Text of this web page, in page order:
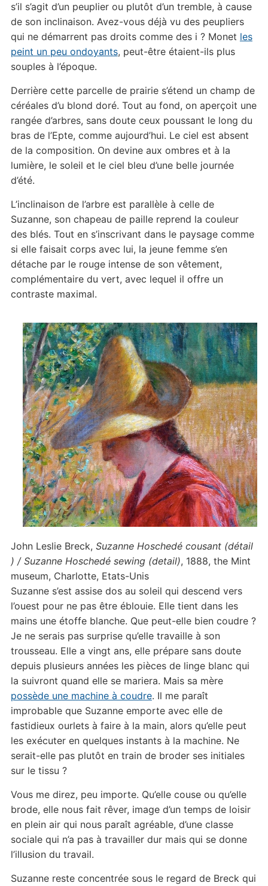
s’il s’agit d’un peuplier ou plutôt d’un tremble, à cause
de son inclinaison. Avez-vous déjà vu des peupliers
qui ne démarrent pas droits comme des i ? Monet les
peint un peu ondoyants, peut-être étaient-ils plus
souples à l’époque.
Derrière cette parcelle de prairie s’étend un champ de
céréales d’u blond doré. Tout au fond, on aperçoit une
rangée d’arbres, sans doute ceux poussant le long du
bras de l’Epte, comme aujourd’hui. Le ciel est absent
de la composition. On devine aux ombres et à la
lumière, le soleil et le ciel bleu d’une belle journée
d’été.
L’inclinaison de l’arbre est parallèle à celle de
Suzanne, son chapeau de paille reprend la couleur
des blés. Tout en s’inscrivant dans le paysage comme
si elle faisait corps avec lui, la jeune femme s’en
détache par le rouge intense de son vêtement,
complémentaire du vert, avec lequel il offre un
contraste maximal.
John Leslie Breck, Suzanne Hoschedé cousant (détail
) / Suzanne Hoschedé sewing (detail), 1888, the Mint
museum, Charlotte, Etats-Unis
Suzanne s’est assise dos au soleil qui descend vers
l’ouest pour ne pas être éblouie. Elle tient dans les
mains une étoffe blanche. Que peut-elle bien coudre ?
Je ne serais pas surprise qu’elle travaille à son
trousseau. Elle a vingt ans, elle prépare sans doute
depuis plusieurs années les pièces de linge blanc qui
la suivront quand elle se mariera. Mais sa mère
possède une machine à coudre. Il me paraît
improbable que Suzanne emporte avec elle de
fastidieux ourlets à faire à la main, alors qu’elle peut
les exécuter en quelques instants à la machine. Ne
serait-elle pas plutôt en train de broder ses initiales
sur le tissu ?
Vous me direz, peu importe. Qu’elle couse ou qu’elle
brode, elle nous fait rêver, image d’un temps de loisir
en plein air qui nous paraît agréable, d’une classe
sociale qui n’a pas à travailler dur mais qui se donne
l’illusion du travail.
Suzanne reste concentrée sous le regard de Breck qui